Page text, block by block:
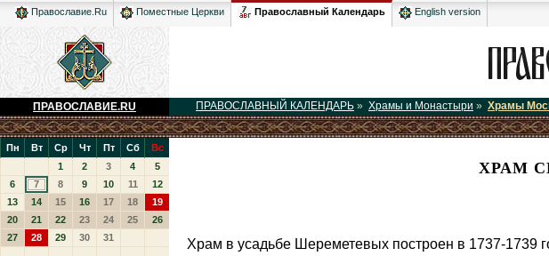
Православие.Ru Поместные Церкви Православный Календарь English version
ПРАВОСЛАВИЕ.RU ПРАВОСЛАВНЫЙ КАЛЕНДАРЬ » Храмы и Монастыри » Храмы
Пн Вт Ср Чт Пт Сб
Вс
1
2 3 4
5
6
7 8 9 10 11
12
13
14 15 16 17 18
19
20
21 22 23 24 25
26
27
28 29 30 31
ХРАМ
Храм в усадьбе Шереметевых построен в 1737-1739